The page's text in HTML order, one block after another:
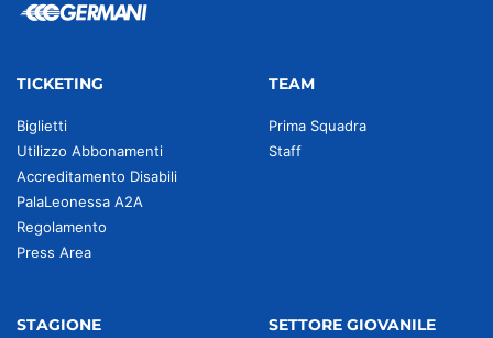
TICKETING
Biglietti
Utilizzo Abbonamenti
Accreditamento Disabili
PalaLeonessa A2A
Regolamento
Press Area
TEAM
Prima Squadra
Staff
STAGIONE SETTORE GIOVANILE